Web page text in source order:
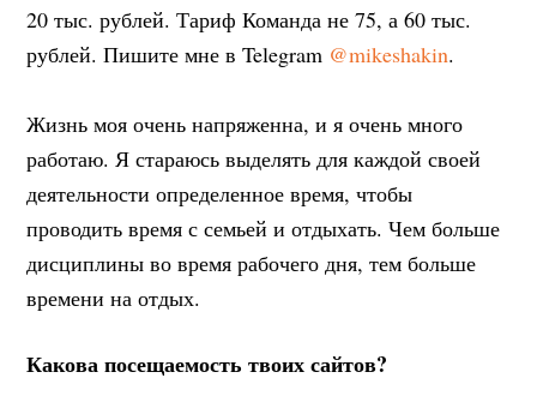
20 тыс. рублей. Тариф Команда не 75, а 60 тыс.
рублей. Пишите мне в Telegram @mikeshakin.
Жизнь моя очень напряженна, и я очень много
работаю. Я стараюсь выделять для каждой своей
деятельности определенное время, чтобы
проводить время с семьей и отдыхать. Чем больше
дисциплины во время рабочего дня, тем больше
времени на отдых.
Какова посещаемость твоих сайтов?